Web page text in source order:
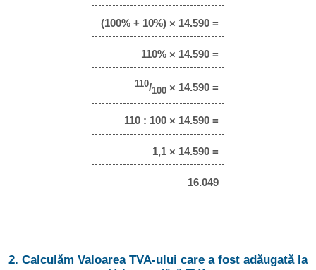
(100% + 10%) × 14.590 =
110% × 14.590 =
110/100 × 14.590 =
110 : 100 × 14.590 =
1,1 × 14.590 =
16.049
2. Calculăm Valoarea TVA-ului care a fost adăugată la